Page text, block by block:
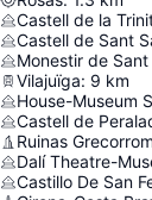
Castell de la
Castell de Sant
Monestir de
Vilajuïga: 9 km
House-Museum
Castell de
Ruinas
Dalí Theatre-
Castillo De San